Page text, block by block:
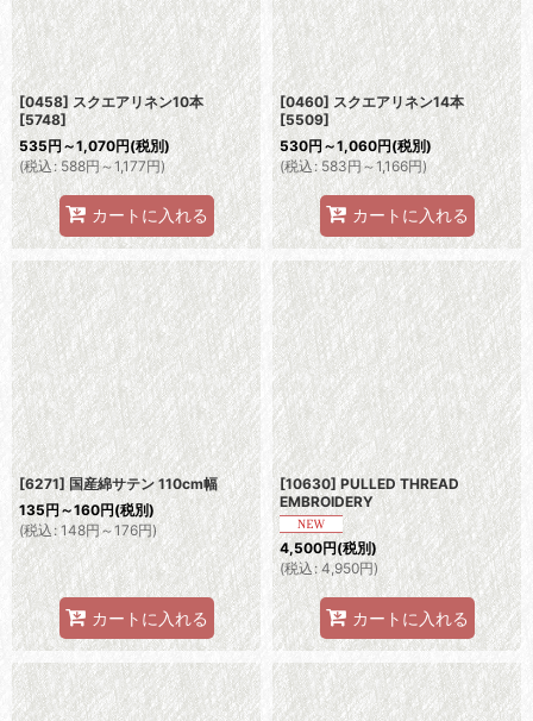
[0458] スクエアリネン10本
[5748]
535円 ～1,070円(税別)
(税込: 588円～1,177円)
カートに入れる
[0460] スクエアリネン14本
[5509]
530円 ～1,060円(税別)
(税込 : 583円～1,166円)
カートに入れる
[6271] 国産綿サテン 110cm幅
135円～160円(税別)
(税込 : 148円～176円)
カートに入れる
[10630] PULLED THREAD
EMBROIDERY
4,500円(税別)
(税込: 4,950円)
カートに入れる